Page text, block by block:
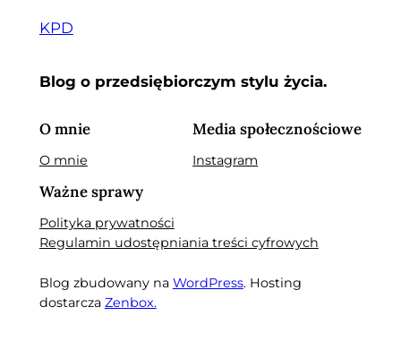
KPD
Blog o przedsiębiorczym stylu życia.
O mnie
O mnie
Media społecznościowe
Instagram
Ważne sprawy
Polityka prywatności
Regulamin udostępniania treści cyfrowych
Blog zbudowany na WordPress. Hosting
dostarcza Zenbox.